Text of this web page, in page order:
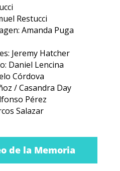
Restucci
Amanda Puga
Jeremy Hatcher
Daniel Lencina
Córdova
/ Casandra Day
Pérez
Salazar
de la Memoria